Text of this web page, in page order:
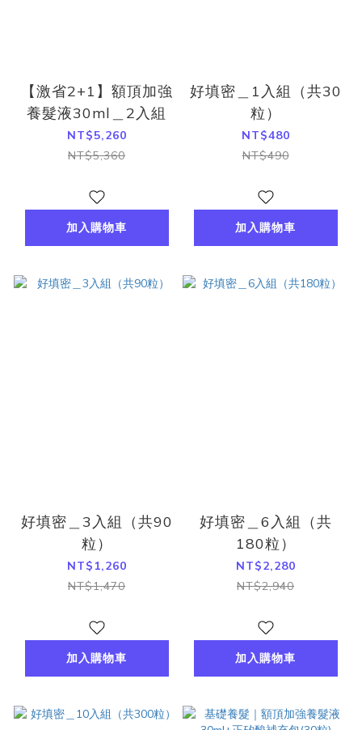
【激省2+1】額頂加強
養髮液30ml＿2入組
NT$5,260
NT$5,360
加入購物車
好填密＿1入組（共30
粒）
NT$480
NT$490
加入購物車
好填密＿3入組（共90
粒）
NT$1,260
NT$1,470
加入購物車
好填密＿6入組（共
180粒）
NT$2,280
NT$2,940
加入購物車